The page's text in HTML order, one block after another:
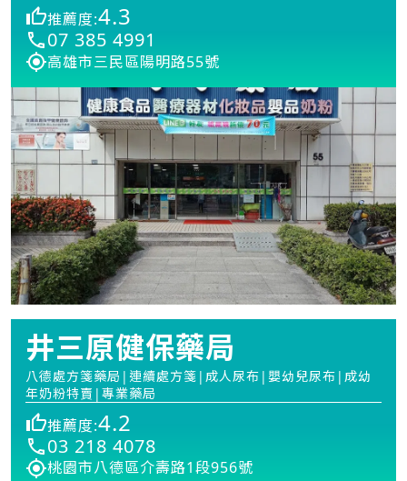
推薦度:4.3
07 385 4991
高雄市三民區陽明路55號
井三原健保藥局
八德處方箋藥局|連續處方箋|成人尿布|嬰幼兒尿布|成幼
年奶粉特賣|專業藥局
推薦度:4.2
03 218 4078
桃園市八德區介壽路1段956號